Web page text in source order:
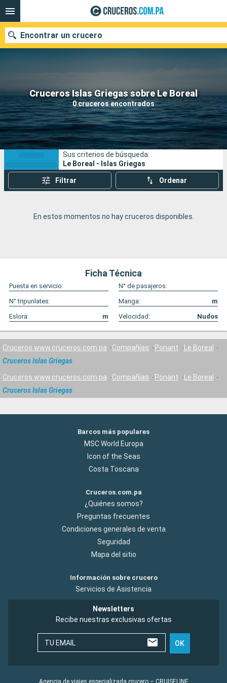
Cruceros Islas Griegas sobre Le Boreal
0 cruceros encontrados
Encontrar un crucero
Nuestros destinos
Fecha de salida
Puertos Compañías
Buscar
Sus criterios de búsqueda:
Le Boreal - Islas Griegas
Filtrar Ordenar
En estos momentos no hay cruceros disponibles.
Ficha Técnica
Puesta en servicio:
N° de pasajeros:
N° tripunlates:
Manga:
m
Eslora:
m Velocidad: Nudos
Cruceros www.cruceros.com.pa Compañías Ponant
Le Boreal
Cruceros Islas Griegas
Cruceros www.cruceros.com.pa Compañías Ponant
Le Boreal
Cruceros Islas Griegas
Barcos más populares
MSC World Europa
Icon of the Seas
Costa Toscana
Cruceros.com.pa
¿Quiénes somos?
Preguntas frecuentes
Condiciones generales de venta
Seguridad
Mapa del sitio
Información sobre crucero
Servicios de Asistencia
Newsletters
Recibe nuestras exclusivas ofertas
TU EMAIL OK
Agencia de viajes especializada crucero – CRUISELINE